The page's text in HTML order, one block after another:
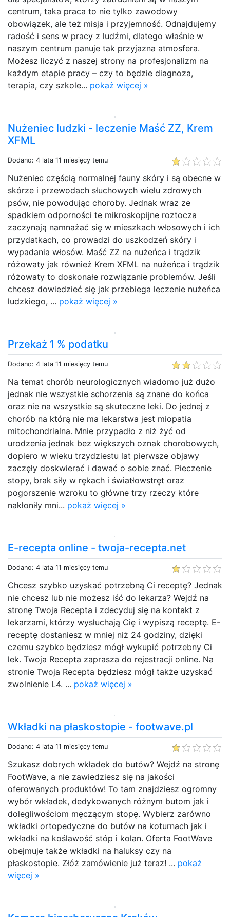
centrum, taka praca to nie tylko zawodowy
obowiązek, ale też misja i przyjemność. Odnajdujemy
radość i sens w pracy z ludźmi, dlatego właśnie w
naszym centrum panuje tak przyjazna atmosfera.
Możesz liczyć z naszej strony na profesjonalizm na
każdym etapie pracy – czy to będzie diagnoza,
terapia, czy szkole... pokaż więcej »
Nużeniec ludzki - leczenie Maść ZZ, Krem
XFML
Dodano: 4 lata 11 miesięcy temu
Nużeniec częścią normalnej fauny skóry i są obecne w
skórze i przewodach słuchowych wielu zdrowych
psów, nie powodując choroby. Jednak wraz ze
spadkiem odporności te mikroskopijne roztocza
zaczynają namnażać się w mieszkach włosowych i ich
przydatkach, co prowadzi do uszkodzeń skóry i
wypadania włosów. Maść ZZ na nużeńca i trądzik
różowaty jak również Krem XFML na nużeńca i trądzik
różowaty to doskonałe rozwiązanie problemów. Jeśli
chcesz dowiedzieć się jak przebiega leczenie nużeńca
ludzkiego, ... pokaż więcej »
Przekaż 1 % podatku
Dodano: 4 lata 11 miesięcy temu
Na temat chorób neurologicznych wiadomo już dużo
jednak nie wszystkie schorzenia są znane do końca
oraz nie na wszystkie są skuteczne leki. Do jednej z
chorób na którą nie ma lekarstwa jest miopatia
mitochondrialna. Mnie przypadło z niż żyć od
urodzenia jednak bez większych oznak chorobowych,
dopiero w wieku trzydziestu lat pierwsze objawy
zaczęły doskwierać i dawać o sobie znać. Pieczenie
stopy, brak siły w rękach i światłowstręt oraz
pogorszenie wzroku to główne trzy rzeczy które
nakłoniły mni... pokaż więcej »
E-recepta online - twoja-recepta.net
Dodano: 4 lata 11 miesięcy temu
Chcesz szybko uzyskać potrzebną Ci receptę? Jednak
nie chcesz lub nie możesz iść do lekarza? Wejdź na
stronę Twoja Recepta i zdecyduj się na kontakt z
lekarzami, którzy wysłuchają Cię i wypiszą receptę. E-
receptę dostaniesz w mniej niż 24 godziny, dzięki
czemu szybko będziesz mógł wykupić potrzebny Ci
lek. Twoja Recepta zaprasza do rejestracji online. Na
stronie Twoja Recepta będziesz mógł także uzyskać
zwolnienie L4. ... pokaż więcej »
Wkładki na płaskostopie - footwave.pl
Dodano: 4 lata 11 miesięcy temu
Szukasz dobrych wkładek do butów? Wejdź na stronę
FootWave, a nie zawiedziesz się na jakości
oferowanych produktów! To tam znajdziesz ogromny
wybór wkładek, dedykowanych różnym butom jak i
dolegliwościom męczącym stopę. Wybierz zarówno
wkładki ortopedyczne do butów na koturnach jak i
wkładki na koślawość stóp i kolan. Oferta FootWave
obejmuje także wkładki na haluksy czy na
płaskostopie. Złóż zamówienie już teraz! ... pokaż
więcej »